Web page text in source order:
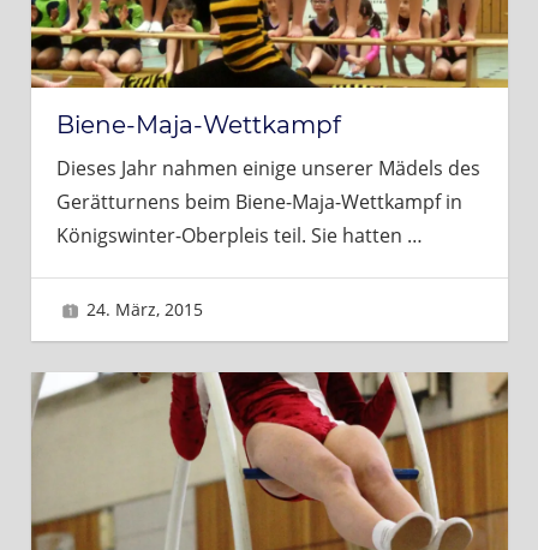
Biene-Maja-Wettkampf
Dieses Jahr nahmen einige unserer Mädels des
Gerätturnens beim Biene-Maja-Wettkampf in
Königswinter-Oberpleis teil. Sie hatten …
24. März, 2015